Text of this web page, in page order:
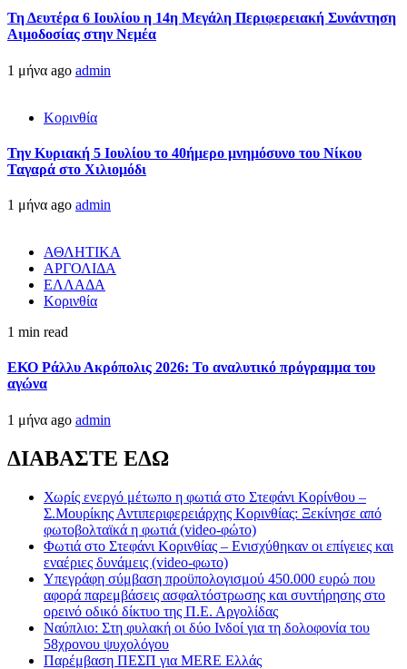
Τη Δευτέρα 6 Ιουλίου η 14η Μεγάλη Περιφερειακή Συνάντηση
Αιμοδοσίας στην Νεμέα
1 μήνα ago admin
Κορινθία
Την Κυριακή 5 Ιουλίου το 40ήμερο μνημόσυνο του Νίκου
Ταγαρά στο Χιλιομόδι
1 μήνα ago admin
ΑΘΛΗΤΙΚΑ
ΑΡΓΟΛΙΔΑ
ΕΛΛΑΔΑ
Κορινθία
1 min read
ΕΚΟ Ράλλυ Ακρόπολις 2026: Το αναλυτικό πρόγραμμα του
αγώνα
1 μήνα ago admin
ΔΙΑΒΑΣΤΕ ΕΔΩ
Χωρίς ενεργό μέτωπο η φωτιά στο Στεφάνι Κορίνθου –
Σ.Μουρίκης Αντιπεριφερειάρχης Κορινθίας: Ξεκίνησε από
φωτοβολταϊκά η φωτιά (video-φώτο)
Φωτιά στο Στεφάνι Κορινθίας – Ενισχύθηκαν οι επίγειες και
εναέριες δυνάμεις (video-φωτο)
Υπεγράφη σύμβαση προϋπολογισμού 450.000 ευρώ που
αφορά παρεμβάσεις ασφαλτόστρωσης και συντήρησης στο
ορεινό οδικό δίκτυο της Π.Ε. Αργολίδας
Ναύπλιο: Στη φυλακή οι δύο Ινδοί για τη δολοφονία του
58χρονου ψυχολόγου
Παρέμβαση ΠΕΣΠ για MERE Ελλάς